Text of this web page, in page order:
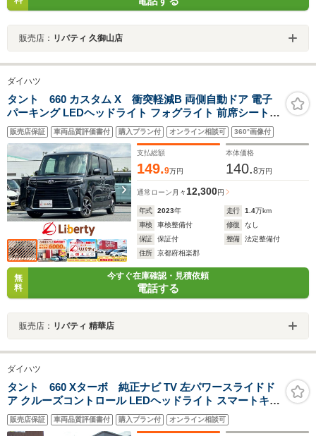
販売店： リバティ 久御山店
ダイハツ
タント 660 カスタム X 衝突軽減B 両側自動ドア 電子
パーキング LEDヘッドライト フォグライト 前席シートヒ
ーター 障害物センサー スマートキー プッシュスタート
アイドリングストップ 純正アルミホイール オートエアコ
ン
販売店保証 車両品質評価書付 購入プラン付 オンライン相談可 360°画像付
支払総額
149.9万円
本体価格
140.8万円
通常ローン 月々12,300円
年式 2023年 走行 1.4万km
車検
車検整備付 修復
なし
保証
保証付 整備
法定整備付
住所
京都府相楽郡
無
料
今すぐ在庫確認・見積依頼
電話する
販売店： リバティ 精華店
ダイハツ
タント 660 Xターボ 純正ナビ TV 左パワースライドド
ア クルーズコントロール LEDヘッドライト スマートキー
プッシュスタート アイドリングストップ 前席シートヒー
ター 電動格納ミラー オートエアコン
販売店保証 車両品質評価書付 購入プラン付 オンライン相談可